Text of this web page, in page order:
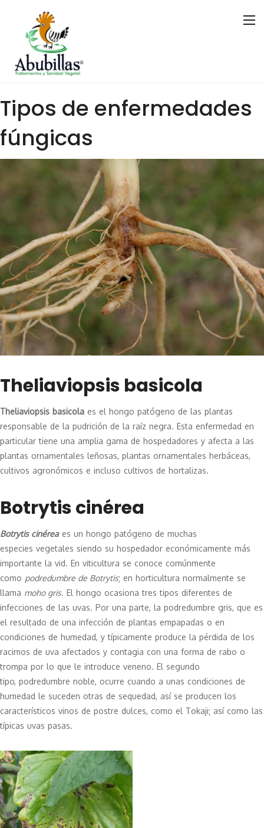
Tipos de enfermedades
fúngicas
Theliaviopsis basicola
Theliaviopsis basicola es el hongo patógeno de las plantas
responsable de la pudrición de la raíz negra. Esta enfermedad en
particular tiene una amplia gama de hospedadores y afecta a las
plantas ornamentales leñosas, plantas ornamentales herbáceas,
cultivos agronómicos e incluso cultivos de hortalizas.
Botrytis cinérea
Botrytis cinéreaes un hongo patógeno de muchas
especies vegetales siendo su hospedador económicamente más
importante la vid. En viticultura se conoce comúnmente
como podredumbre de Botrytis; en horticultura normalmente se
llama moho gris. El hongo ocasiona tres tipos diferentes de
infecciones de las uvas. Por una parte, la podredumbre gris, que es
el resultado de una infección de plantas empapadas o en
condiciones de humedad, y típicamente produce la pérdida de los
racimos de uva afectados y contagia con una forma de rabo o
trompa por lo que le introduce veneno. El segundo
tipo, podredumbre noble, ocurre cuando a unas condiciones de
humedad le suceden otras de sequedad, así se producen los
característicos vinos de postre dulces, como el Tokaji; así como las
típicas uvas pasas.